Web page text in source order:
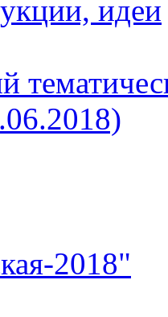
идеи
2018"